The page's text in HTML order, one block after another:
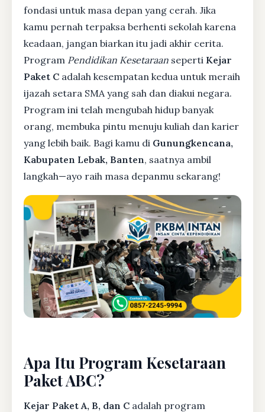
fondasi untuk masa depan yang cerah. Jika
kamu pernah terpaksa berhenti sekolah karena
keadaan, jangan biarkan itu jadi akhir cerita.
Program Pendidikan Kesetaraan seperti Kejar
Paket C adalah kesempatan kedua untuk meraih
ijazah setara SMA yang sah dan diakui negara.
Program ini telah mengubah hidup banyak
orang, membuka pintu menuju kuliah dan karier
yang lebih baik. Bagi kamu di Gunungkencana,
Kabupaten Lebak, Banten, saatnya ambil
langkah—ayo raih masa depanmu sekarang!
Apa Itu Program Kesetaraan
Paket ABC?
Kejar Paket A, B, dan C adalah program